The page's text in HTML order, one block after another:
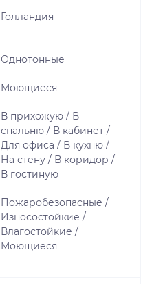
Голландия
Однотонные
Моющиеся
В прихожую / В
спальню / В кабинет /
Для офиса / В кухню /
На стену / В коридор /
В гостиную
Пожаробезопасные /
Износостойкие /
Влагостойкие /
Моющиеся